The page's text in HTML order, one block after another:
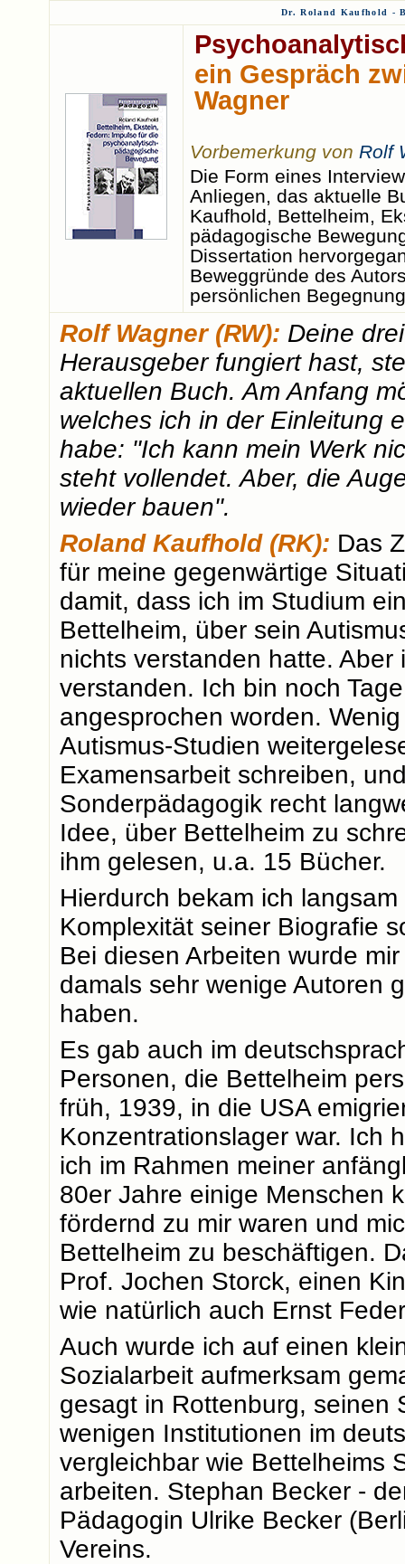
Dr. Roland Kaufhold -
ein Gespräch
Wagner
Vorbemerkung von Rolf
Die Form eines
Anliegen, das aktuelle
Kaufhold, Bettelheim,
pädagogische
Dissertation
Beweggründe des
persönlichen
Rolf Wagner (RW): Deine
Herausgeber fungiert hast,
aktuellen Buch. Am Anfang
welches ich in der Einleitung
habe: "Ich kann mein Werk
steht vollendet. Aber, die
wieder bauen".
Roland Kaufhold (RK): Das
für meine gegenwärtige
damit, dass ich im Studium
Bettelheim, über sein
nichts verstanden hatte.
verstanden. Ich bin noch
angesprochen worden.
Autismus-Studien
Examensarbeit schreiben,
Sonderpädagogik recht
Idee, über Bettelheim zu
ihm gelesen, u.a. 15 Bücher.
Hierdurch bekam ich
Komplexität seiner Biografie
Bei diesen Arbeiten wurde
damals sehr wenige Autoren
haben.
Es gab auch im
Personen, die Bettelheim
früh, 1939, in die USA
Konzentrationslager war. Ich
ich im Rahmen meiner
80er Jahre einige Menschen
fördernd zu mir waren und
Bettelheim zu beschäftigen.
Prof. Jochen Storck, einen
wie natürlich auch Ernst
Auch wurde ich auf einen
Sozialarbeit aufmerksam
gesagt in Rottenburg, seinen
wenigen Institutionen im
vergleichbar wie Bettelheims
arbeiten. Stephan Becker -
Pädagogin Ulrike Becker
Vereins.